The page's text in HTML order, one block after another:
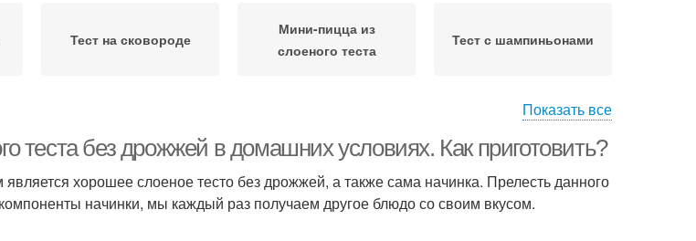
Тест на сковороде
Мини-пицца из
слоеного теста
Тест с шампиньонами
условиях
Сосиски в
Сосиски в слоеном
Показать все
теста без дрожжей в домашних условиях. Как приготовить?
хорошее слоеное тесто без дрожжей, а также сама начинка. Прелесть данного
начинки, мы каждый раз получаем другое блюдо со своим вкусом.